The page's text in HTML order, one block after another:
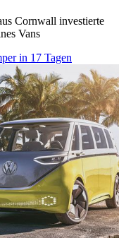
Cornwall investierte
Vans
in 17 Tagen